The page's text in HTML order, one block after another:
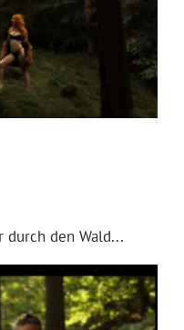
durch den Wald...